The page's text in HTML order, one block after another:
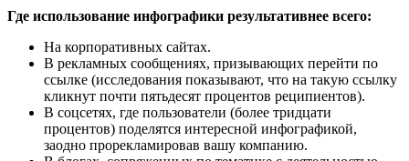
Где использование инфографики результативнее всего:
На корпоративных сайтах.
В рекламных сообщениях, призывающих перейти по
ссылке (исследования показывают, что на такую ссылку
кликнут почти пятьдесят процентов реципиентов).
В соцсетях, где пользователи (более тридцати
процентов) поделятся интересной инфографикой,
заодно прорекламировав вашу компанию.